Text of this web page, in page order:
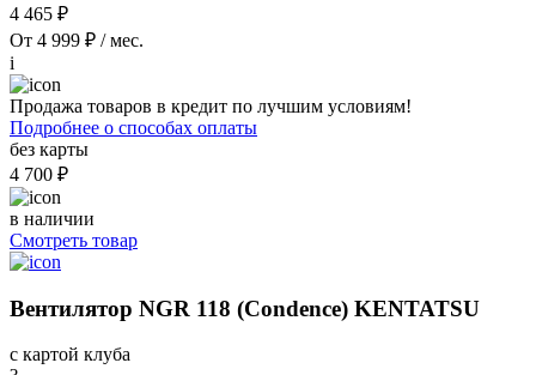
4 465 ₽
От 4 999 ₽ / мес.
i
Продажа товаров в кредит по лучшим условиям!
Подробнее о способах оплаты
без карты
4 700 ₽
в наличии
Смотреть товар
Вентилятор NGR 118 (Condence) KENTATSU
с картой клуба